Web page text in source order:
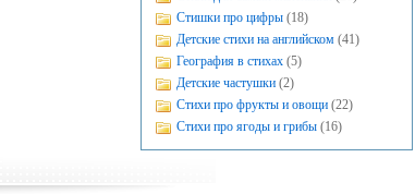
Стишки про цифры (18)
Детские стихи на английском (41)
География в стихах (5)
Детские частушки (2)
Стихи про фрукты и овощи (22)
Стихи про ягоды и грибы (16)